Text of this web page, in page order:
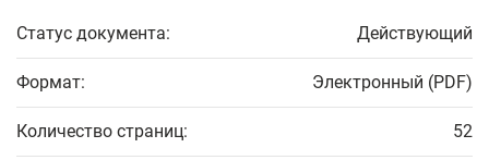
Статус документа: Действующий
Формат: Электронный (PDF)
Количество страниц: 52